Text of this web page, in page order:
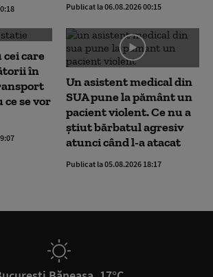
Publicat la 06.08.2026 00:15
care
în
ce se vor
Un asistent medical din
SUA pune la pământ un
pacient violent. Ce nu a
știut bărbatul agresiv
atunci când l-a atacat
Publicat la 05.08.2026 18:17